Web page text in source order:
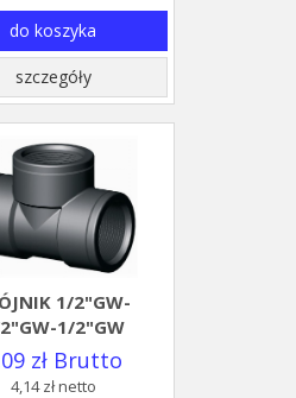
do koszyka
szczegóły
1/2"GW-
1/2"GW
zł Brutto
4,14 zł netto